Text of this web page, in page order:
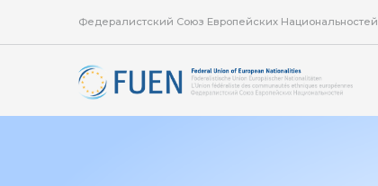
Федералистский Союз Европейских Национальностей